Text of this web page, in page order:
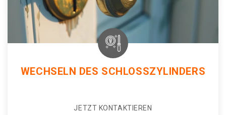
WECHSELN DES SCHLOSSZYLINDERS
JETZT KONTAKTIEREN